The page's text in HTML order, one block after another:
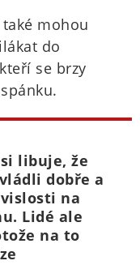
mohou
do
se brzy
libuje, že
dobře a
na
Lidé ale
na to